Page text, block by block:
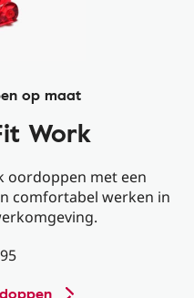
op maat
Work
oordoppen met een
comfortabel werken in